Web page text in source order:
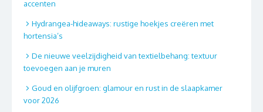
accenten
Hydrangea-hideaways: rustige hoekjes creëren met
hortensia’s
De nieuwe veelzijdigheid van textielbehang: textuur
toevoegen aan je muren
Goud en olijfgroen: glamour en rust in de slaapkamer
voor 2026